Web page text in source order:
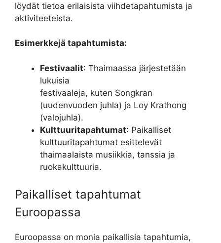
löydät tietoa erilaisista viihdetapahtumista ja
aktiviteeteista.
Esimerkkejä tapahtumista:
Festivaalit: Thaimaassa järjestetään
lukuisia
festivaaleja, kuten Songkran
(uudenvuoden juhla) ja Loy Krathong
(valojuhla).
Kulttuuritapahtumat: Paikalliset
kulttuuritapahtumat esittelevät
thaimaalaista musiikkia, tanssia ja
ruokakulttuuria.
Paikalliset tapahtumat
Euroopassa
Euroopassa on monia paikallisia tapahtumia,